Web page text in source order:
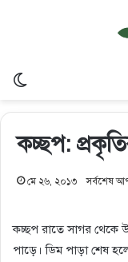
কচ্ছপ:
মে ২৬, ২০১৩ সর্বশেষ
কচ্ছপ রাতে সাগর থেকে
পাড়ে। ডিম পাড়া শেষ